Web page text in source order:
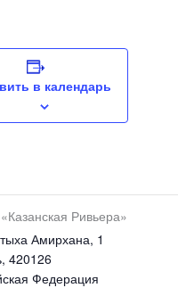
в календарь
Ривьера»
Амирхана, 1
, 420126
Федерация